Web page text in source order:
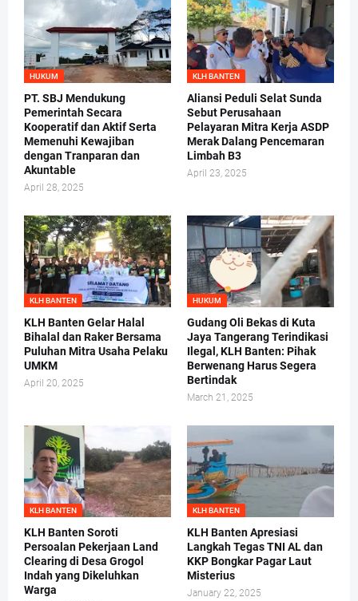
HUKUM
PT. SBJ Mendukung
Pemerintah Secara
Kooperatif dan Aktif Serta
Memenuhi Kewajiban
dengan Tranparan dan
Akuntable
April 28, 2025
KLH BANTEN
Aliansi Peduli Selat Sunda
Sebut Perusahaan
Pelayaran Mitra Kerja ASDP
Merak Dalang Pencemaran
Limbah B3
April 23, 2025
KLH BANTEN
KLH Banten Gelar Halal
Bihalal dan Raker Bersama
Puluhan Mitra Usaha Pelaku
UMKM
April 20, 2025
HUKUM
Gudang Oli Bekas di Kuta
Jaya Tangerang Terindikasi
Ilegal, KLH Banten: Pihak
Berwenang Harus Segera
Bertindak
March 21, 2025
KLH BANTEN
KLH Banten Soroti
Persoalan Pekerjaan Land
Clearing di Desa Grogol
Indah yang Dikeluhkan
Warga
KLH BANTEN
KLH Banten Apresiasi
Langkah Tegas TNI AL dan
KKP Bongkar Pagar Laut
Misterius
January 22, 2025